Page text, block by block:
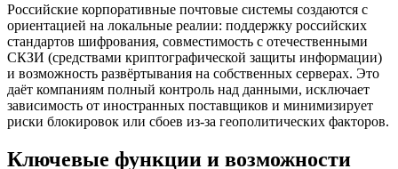
Российские корпоративные почтовые системы создаются с
ориентацией на локальные реалии: поддержку российских
стандартов шифрования, совместимость с отечественными
СКЗИ (средствами криптографической защиты информации)
и возможность развёртывания на собственных серверах. Это
даёт компаниям полный контроль над данными, исключает
зависимость от иностранных поставщиков и минимизирует
риски блокировок или сбоев из-за геополитических факторов.
Ключевые функции и возможности